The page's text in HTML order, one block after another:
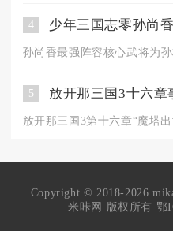
4
5 放开那三国3十六章
Copyright © 2018-2026
米咔网 版权所有 鄂